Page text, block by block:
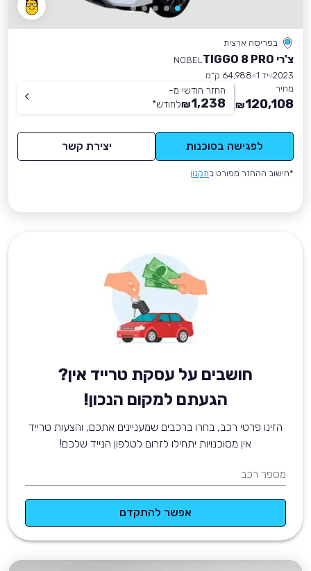
בפריסה ארצית
צ'רי TIGGO 8 PRO
NOBEL
2023 יד 1
64,988 ק״מ
מחיר
120,108
₪
החזר חודשי מ-
1,238
₪לחודש*
לפגישה בסוכנות יצירת קשר
*חישוב ההחזר מפורט בתקנון
חושבים על עסקת טרייד אין?
הגעתם למקום הנכון!
הזינו פרטי רכב, בחרו ברכבים שמעניינים אתכם, והצעות טרייד
אין מסוכנויות יתחילו לזרום לטלפון הנייד שלכם!
מספר רכב
אפשר להתקדם